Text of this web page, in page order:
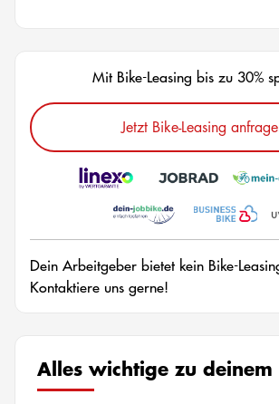
Mit Bike-Leasing bis zu 30%
Jetzt Bike-Leasing
Dein Arbeitgeber bietet kein Bike-
Kontaktiere uns gerne!
Alles wichtige zu